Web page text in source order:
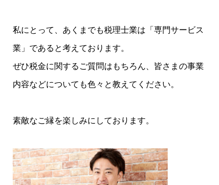
私にとって、あくまでも税理士業は「専門サービス
業」であると考えております。
ぜひ税金に関するご質問はもちろん、皆さまの事業
内容などについても色々と教えてください。
素敵なご縁を楽しみにしております。